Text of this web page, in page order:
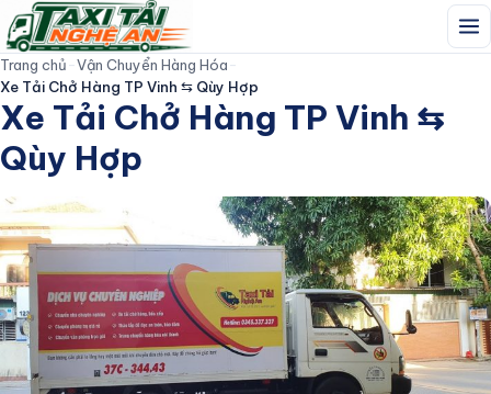
TAXI TẢI NGHỆ AN
Giới thiệu
Dịch Vụ
Đội Xe
Trang chủ-Vận Chuyển Hàng Hóa-
Xe Tải Chở Hàng TP Vinh ⇆ Qùy Hợp
Xe Tải Chở Hàng TP Vinh ⇆
Qùy Hợp